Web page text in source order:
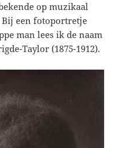
op muzikaal
Bij een fotoportretje
man lees ik de naam
Taylor (1875-1912).